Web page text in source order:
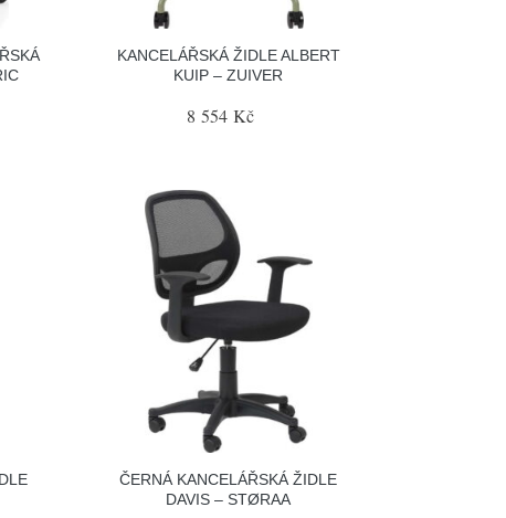
KANCELÁŘSKÁ ŽIDLE ALBERT
KUIP – ZUIVER
8 554 Kč
ČERNÁ KANCELÁŘSKÁ ŽIDLE
DAVIS – STØRAA